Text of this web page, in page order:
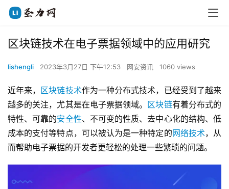
区块链技术在电子票据领域中的应用研究
lishengli 2023年3月27日 下午12:53 网安资讯 1060 views
近年来， 区块链技术作为一种分布式技术，已经受到了越来
越多的关注，尤其是在电子票据领域。 区块链有着分布式的
特性、可靠的安全性、不可变的性质、去中心化的结构、低
成本的支付等特点，可以被认为是一种特定的网络技术，从
而帮助电子票据的开发者更轻松的处理一些繁琐的问题。